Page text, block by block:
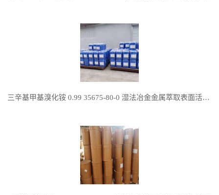
三辛基甲基溴化铵 0.99 35675-80-0 湿法冶金金属萃取表面活性剂